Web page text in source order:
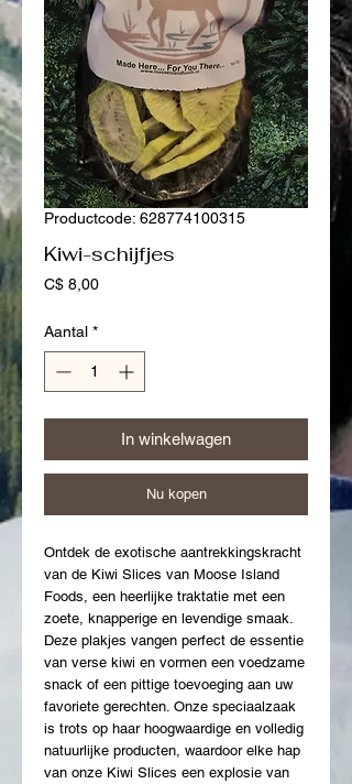
Productcode: 628774100315
Kiwi-schijfjes
C$ 8,00Prijs
Aantal *
In winkelwagen
Nu kopen
Ontdek de exotische aantrekkingskracht
van de Kiwi Slices van Moose Island
Foods, een heerlijke traktatie met een
zoete, knapperige en levendige smaak.
Deze plakjes vangen perfect de essentie
van verse kiwi en vormen een voedzame
snack of een pittige toevoeging aan uw
favoriete gerechten. Onze speciaalzaak
is trots op haar hoogwaardige en volledig
natuurlijke producten, waardoor elke hap
van onze Kiwi Slices een explosie van